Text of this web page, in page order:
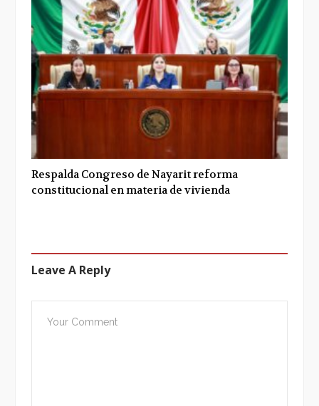
Respalda Congreso de Nayarit reforma
constitucional en materia de vivienda
Leave A Reply